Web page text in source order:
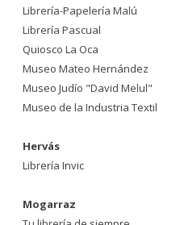
Librería-Papelería Malú
Librería Pascual
Quiosco La Oca
Museo Mateo Hernández
Museo Judío "David Melul"
Museo de la Industria Textil
Hervás
Librería Invic
Mogarraz